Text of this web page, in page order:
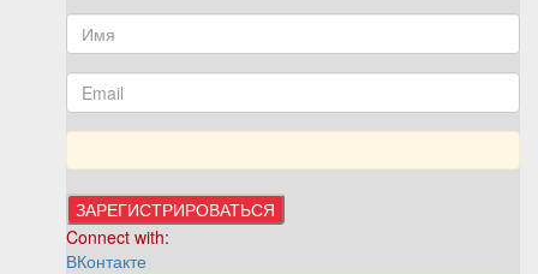
Connect with:
ВКонтакте